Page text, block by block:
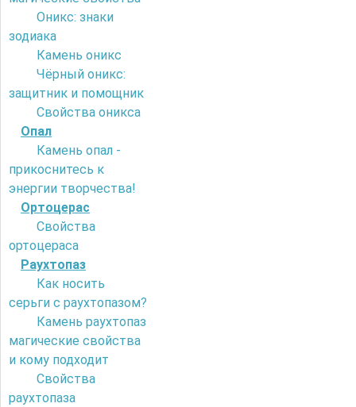
Оникс: знаки
зодиака
Камень оникс
Чёрный оникс:
защитник и помощник
Свойства оникса
Опал
Камень опал -
прикоснитесь к
энергии творчества!
Ортоцерас
Свойства
ортоцераса
Раухтопаз
Как носить
серьги с раухтопазом?
Камень раухтопаз
магические свойства
и кому подходит
Свойства
раухтопаза